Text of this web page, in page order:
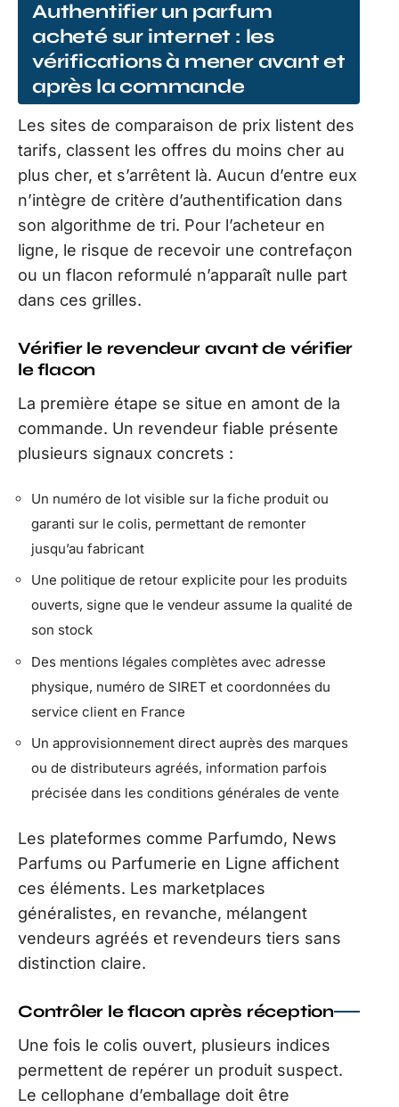
Authentifier un parfum
acheté sur internet : les
vérifications à mener avant et
après la commande
Les sites de comparaison de prix listent des
tarifs, classent les offres du moins cher au
plus cher, et s’arrêtent là. Aucun d’entre eux
n’intègre de critère d’authentification dans
son algorithme de tri. Pour l’acheteur en
ligne, le risque de recevoir une contrefaçon
ou un flacon reformulé n’apparaît nulle part
dans ces grilles.
Vérifier le revendeur avant de vérifier
le flacon
La première étape se situe en amont de la
commande. Un revendeur fiable présente
plusieurs signaux concrets :
Un numéro de lot visible sur la fiche produit ou
garanti sur le colis, permettant de remonter
jusqu’au fabricant
Une politique de retour explicite pour les produits
ouverts, signe que le vendeur assume la qualité de
son stock
Des mentions légales complètes avec adresse
physique, numéro de SIRET et coordonnées du
service client en France
Un approvisionnement direct auprès des marques
ou de distributeurs agréés, information parfois
précisée dans les conditions générales de vente
Les plateformes comme Parfumdo, News
Parfums ou Parfumerie en Ligne affichent
ces éléments. Les marketplaces
généralistes, en revanche, mélangent
vendeurs agréés et revendeurs tiers sans
distinction claire.
Contrôler le flacon après réception
Une fois le colis ouvert, plusieurs indices
permettent de repérer un produit suspect.
Le cellophane d’emballage doit être